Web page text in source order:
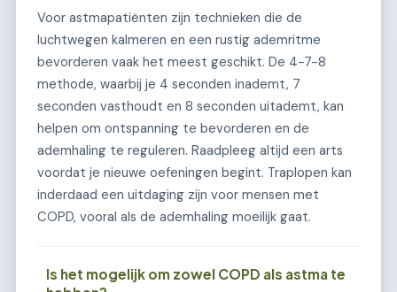
Voor astmapatiënten zijn technieken die de
luchtwegen kalmeren en een rustig ademritme
bevorderen vaak het meest geschikt. De 4-7-8
methode, waarbij je 4 seconden inademt, 7
seconden vasthoudt en 8 seconden uitademt, kan
helpen om ontspanning te bevorderen en de
ademhaling te reguleren. Raadpleeg altijd een arts
voordat je nieuwe oefeningen begint. Traplopen kan
inderdaad een uitdaging zijn voor mensen met
COPD, vooral als de ademhaling moeilijk gaat.
Is het mogelijk om zowel COPD als astma te